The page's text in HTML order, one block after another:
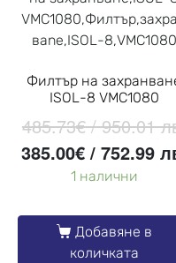
Филтър на
ISOL-8 VMC1080
485.73€/ 950.01
385.00€/ 752.99
1 налични
Добавяне в
количката